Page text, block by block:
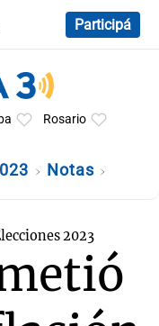
Participá
Rosario
Notas
2023